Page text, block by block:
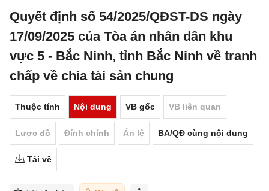
Quyết định số 54/2025/QĐST-DS ngày
17/09/2025 của Tòa án nhân dân khu
vực 5 - Bắc Ninh, tỉnh Bắc Ninh về tranh
chấp về chia tài sản chung
Thuộc tính Nội dung VB gốc VB liên quan
Lược đồ Đính chính Án lệ BA/QĐ cùng nội dung
Tải về